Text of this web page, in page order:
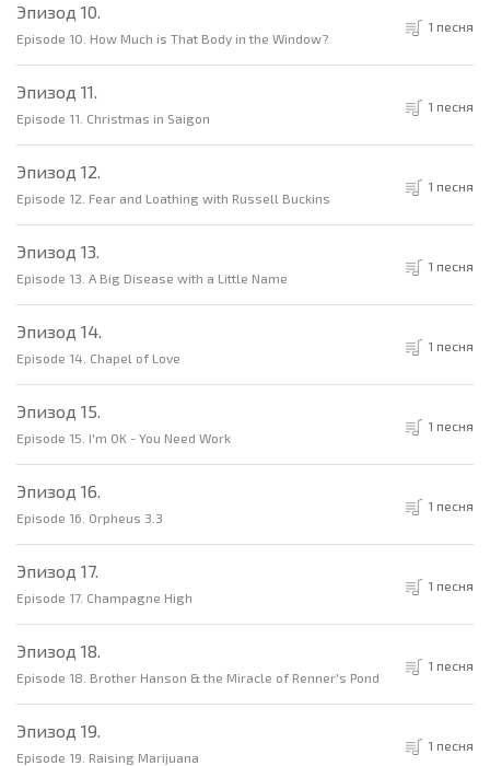
Эпизод 10.
Episode 10. How Much is That Body in the Window?
1 песня
Эпизод 11.
Episode 11. Christmas in Saigon
1 песня
Эпизод 12.
Episode 12. Fear and Loathing with Russell Buckins
1 песня
Эпизод 13.
Episode 13. A Big Disease with a Little Name
1 песня
Эпизод 14.
Episode 14. Chapel of Love
1 песня
Эпизод 15.
Episode 15. I'm OK - You Need Work
1 песня
Эпизод 16.
Episode 16. Orpheus 3.3
1 песня
Эпизод 17.
Episode 17. Champagne High
1 песня
Эпизод 18.
Episode 18. Brother Hanson & the Miracle of Renner's Pond
1 песня
Эпизод 19.
Episode 19. Raising Marijuana
1 песня